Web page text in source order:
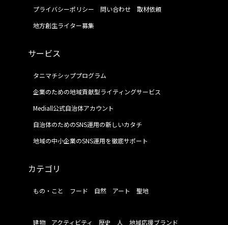
プライバシーポリシー
問い合わせ
取材依頼
地方創生ライター募集
サービス
タニマチシッププログラム
企業のための地域貢献型ライティングサービス
Mediall公式自治体アカウント
自治体のためのSNS運用の新しいカタチ
地域の中小企業のSNS運用を徹底サポート
カテゴリ
もの・こと フード 自然 アート 聖地
建物 アクティビティ 歴史 人 地域応援ブランド